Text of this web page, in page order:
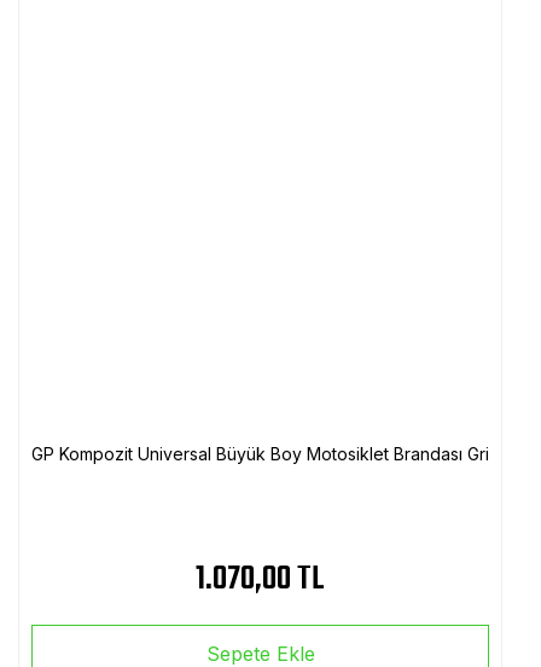
GP Kompozit Universal Büyük Boy Motosiklet Brandası Gri
1.070,00 TL
Sepete Ekle